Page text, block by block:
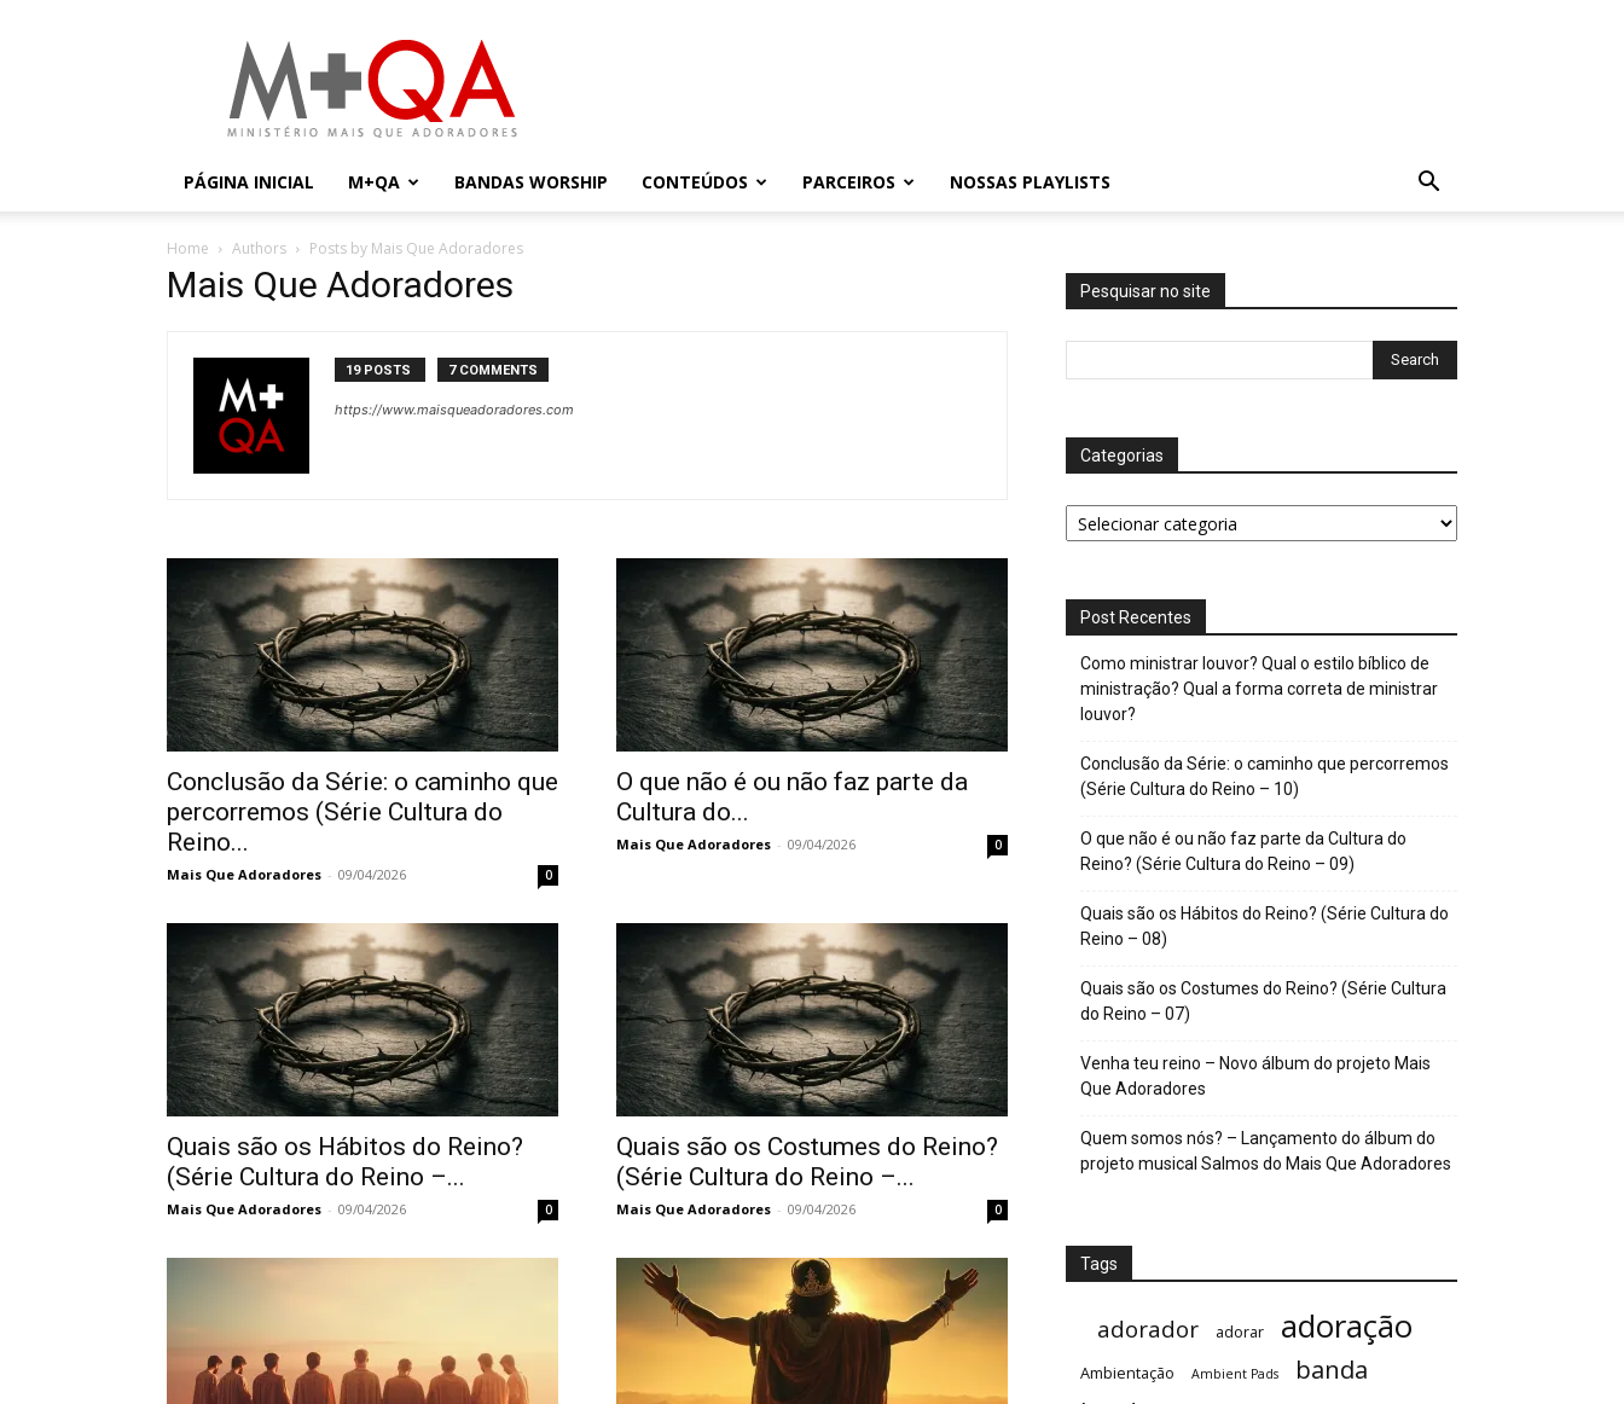
Mais
Que
Adoradores
PÁGINA INICIAL M+QA BANDAS WORSHIP CONTEÚDOS PARCEIROS NOSSAS PLAYLISTS
Home Authors Posts by Mais Que Adoradores
Mais Que Adoradores
19 POSTS 7 COMMENTS
https://www.maisqueadoradores.com
Conclusão da Série: o caminho que
percorremos (Série Cultura do
Reino...
Mais Que Adoradores - 09/04/2026 0
O que não é ou não faz parte da
Cultura do...
Mais Que Adoradores - 09/04/2026 0
Quais são os Hábitos do Reino?
(Série Cultura do Reino –...
Mais Que Adoradores - 09/04/2026 0
Quais são os Costumes do Reino?
(Série Cultura do Reino –...
Mais Que Adoradores - 09/04/2026 0
Pesquisar no site
Categorias
Categorias
Post Recentes
Como ministrar louvor? Qual o estilo bíblico de
ministração? Qual a forma correta de ministrar
louvor?
Conclusão da Série: o caminho que percorremos
(Série Cultura do Reino – 10)
O que não é ou não faz parte da Cultura do
Reino? (Série Cultura do Reino – 09)
Quais são os Hábitos do Reino? (Série Cultura do
Reino – 08)
Quais são os Costumes do Reino? (Série Cultura
do Reino – 07)
Venha teu reino – Novo álbum do projeto Mais
Que Adoradores
Quem somos nós? – Lançamento do álbum do
projeto musical Salmos do Mais Que Adoradores
Tags
adorador adorar adoração
Ambientação Ambient Pads banda